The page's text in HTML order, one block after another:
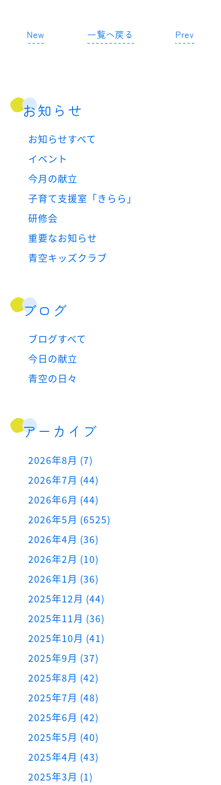
New 一覧へ戻る Prev
お知らせ
お知らせすべて
イベント
今月の献立
子育て支援室「きらら」
研修会
重要なお知らせ
青空キッズクラブ
ブログ
ブログすべて
今日の献立
青空の日々
アーカイブ
2026年8月 (7)
2026年7月 (44)
2026年6月 (44)
2026年5月 (6525)
2026年4月 (36)
2026年2月 (10)
2026年1月 (36)
2025年12月 (44)
2025年11月 (36)
2025年10月 (41)
2025年9月 (37)
2025年8月 (42)
2025年7月 (48)
2025年6月 (42)
2025年5月 (40)
2025年4月 (43)
2025年3月 (1)